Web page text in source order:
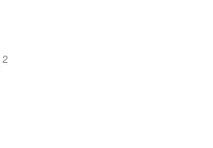
2